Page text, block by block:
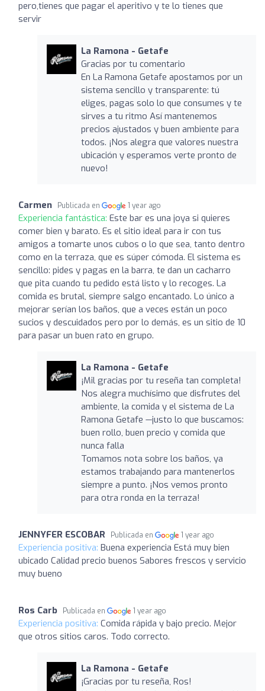
pero,tienes que pagar el aperitivo y te lo tienes que
servir
La Ramona - Getafe
Gracias por tu comentario
En La Ramona Getafe apostamos por un
sistema sencillo y transparente: tú
eliges, pagas solo lo que consumes y te
sirves a tu ritmo Así mantenemos
precios ajustados y buen ambiente para
todos. ¡Nos alegra que valores nuestra
ubicación y esperamos verte pronto de
nuevo!
Carmen Publicada en 1 year ago
Experiencia fantástica: Este bar es una joya si quieres
comer bien y barato. Es el sitio ideal para ir con tus
amigos a tomarte unos cubos o lo que sea, tanto dentro
como en la terraza, que es súper cómoda. El sistema es
sencillo: pides y pagas en la barra, te dan un cacharro
que pita cuando tu pedido está listo y lo recoges. La
comida es brutal, siempre salgo encantado. Lo único a
mejorar serían los baños, que a veces están un poco
sucios y descuidados pero por lo demás, es un sitio de 10
para pasar un buen rato en grupo.
La Ramona - Getafe
¡Mil gracias por tu reseña tan completa!
Nos alegra muchísimo que disfrutes del
ambiente, la comida y el sistema de La
Ramona Getafe —justo lo que buscamos:
buen rollo, buen precio y comida que
nunca falla
Tomamos nota sobre los baños, ya
estamos trabajando para mantenerlos
siempre a punto. ¡Nos vemos pronto
para otra ronda en la terraza!
JENNYFER ESCOBAR Publicada en 1 year ago
Experiencia positiva: Buena experiencia Está muy bien
ubicado Calidad precio buenos Sabores frescos y servicio
muy bueno
Ros Carb Publicada en 1 year ago
Experiencia positiva: Comida rápida y bajo precio. Mejor
que otros sitios caros. Todo correcto.
La Ramona - Getafe
¡Gracias por tu reseña, Ros!